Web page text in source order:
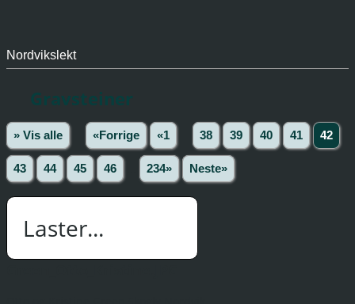
Nordvikslekt
Gravsteiner
» Vis alle «Forrige «1 38 39 40 41 42
43 44 45 46 234» Neste»
Laster...